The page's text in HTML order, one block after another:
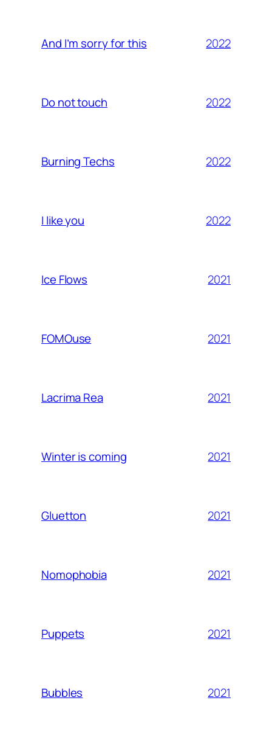
And I’m sorry for this 2022
Do not touch 2022
Burning Techs 2022
I like you 2022
Ice Flows 2021
FOMOuse 2021
Lacrima Rea 2021
Winter is coming 2021
Gluetton 2021
Nomophobia 2021
Puppets 2021
Bubbles 2021